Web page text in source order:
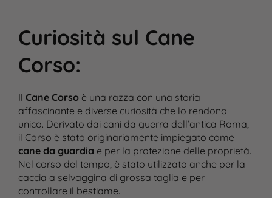
Curiosità sul Cane
Corso:
Il Cane Corsoè una razza con una storia
affascinante e diverse curiosità che lo rendono
unico. Derivato dai cani da guerra dell’antica Roma,
il Corso è stato originariamente impiegato come
cane da guardia e per la protezione delle proprietà.
Nel corso del tempo, è stato utilizzato anche per la
caccia a selvaggina di grossa taglia e per
controllare il bestiame.